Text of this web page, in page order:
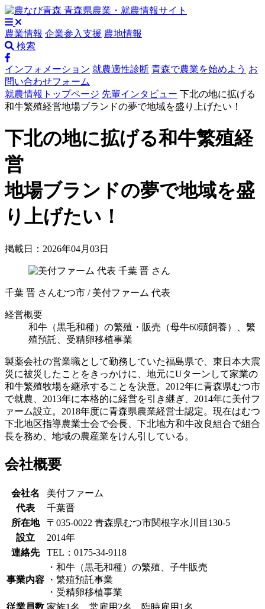
農業情報 企業参入支援 農地情報
検索
インフォメーション 就農適性診断 青森で農業を始めよう お
問い合わせフォーム
就農情報トップページ 先輩インタビュー 下北の地に拡げる
和牛繁殖経営地場ブランドの夢で地域を盛り上げたい！
下北の地に拡げる和牛繁殖経
営
地場ブランドの夢で地域を盛
り上げたい！
掲載日：2026年04月03日
千葉 晋 さんむつ市 / 美付ファーム 代表
経営概要
和牛（黒毛和種）の繁殖・販売（母牛60頭飼養）、繁
殖預託、受精卵移植事業
製薬会社の営業職として勤務していた福島県で、東日本大震
災に被災したことをきっかけに、地元にUターンして家業の
和牛繁殖牧場を継承することを決意。2012年に青森県むつ市
で就農、2013年に本格的に経営を引き継ぎ、2014年に美付フ
ァーム設立。2018年度に青森県農業経営士認定。現在はむつ
下北地区指導農業士会で会長、下北地方和牛改良組合で組合
長を務め、地域の農産業をけん引している。
会社概要
会社名
美付ファーム
代表
千葉晋
所在地
〒035-0022 青森県むつ市関根字水川目130-5
設立
2014年
連絡先
TEL：0175-34-9118
事業内容
・和牛（黒毛和種）の繁殖、子牛販売
・繁殖預託事業
・受精卵移植事業
従業員数 家族1名、常雇用2名、臨時雇用1名